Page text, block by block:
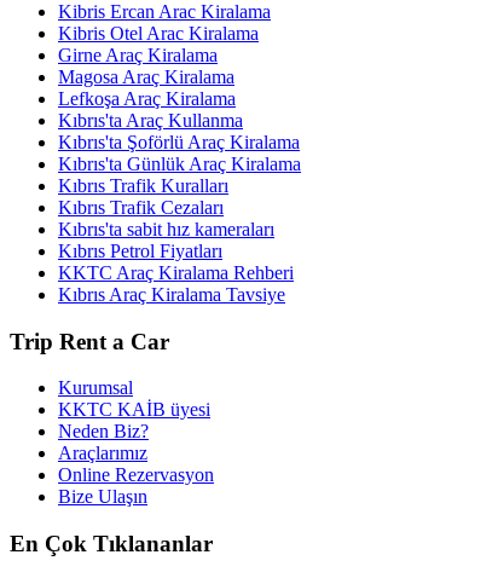
Kibris Ercan Arac Kiralama
Kibris Otel Arac Kiralama
Girne Araç Kiralama
Magosa Araç Kiralama
Lefkoşa Araç Kiralama
Kıbrıs'ta Araç Kullanma
Kıbrıs'ta Şoförlü Araç Kiralama
Kıbrıs'ta Günlük Araç Kiralama
Kıbrıs Trafik Kuralları
Kıbrıs Trafik Cezaları
Kıbrıs'ta sabit hız kameraları
Kıbrıs Petrol Fiyatları
KKTC Araç Kiralama Rehberi
Kıbrıs Araç Kiralama Tavsiye
Trip Rent a Car
Kurumsal
KKTC KAİB üyesi
Neden Biz?
Araçlarımız
Online Rezervasyon
Bize Ulaşın
En Çok Tıklananlar